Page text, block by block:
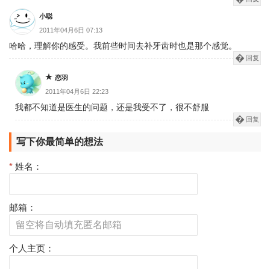
小聪
2011年04月6日 07:13
哈哈，理解你的感受。我前些时间去补牙齿时也是那个感觉。
回复
恋羽
2011年04月6日 22:23
我都不知道是医生的问题，还是我受不了，很不舒服
回复
写下你最简单的想法
* 姓名：
邮箱：
个人主页：